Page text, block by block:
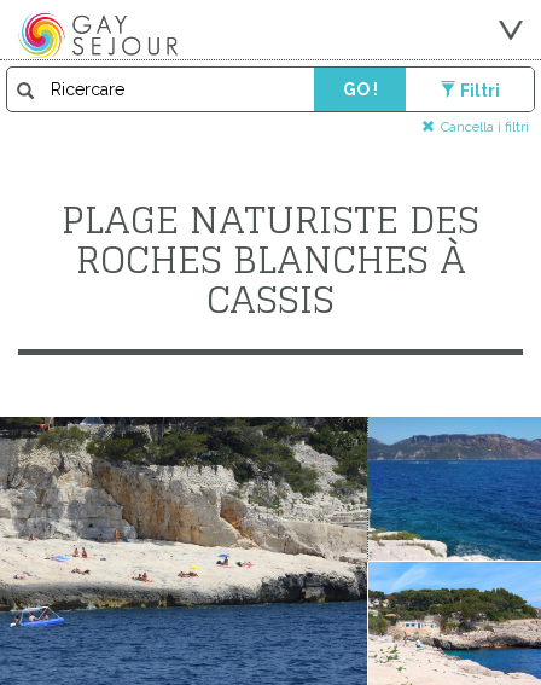
GO ! Filtri
Cancella i filtri
PLAGE NATURISTE DES
ROCHES BLANCHES À
CASSIS